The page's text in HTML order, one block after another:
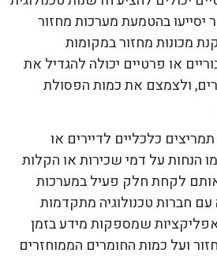
יסייעו בהטמעת מערכות מחזור
מכונות מחזור במקומות
או פרטיים יכולה להגדיל את
ולצמצם את כמות הפסולת
כלכליים לדיירים או
הנחות על דמי שכירות או הקלות
לקחת חלק פעיל במערכות
חברות טכנולוגיה מתקדמות
שמספקות מידע בזמן
ועל כמות החומרים הממוחזרים